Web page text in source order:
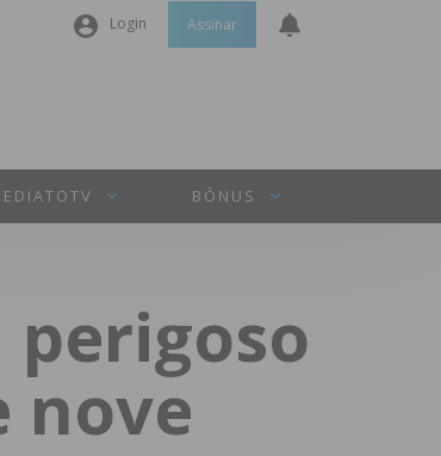
Login
Senha
INICIAR SESSÃO
Perdeu a sua senha?
Assinar
BÓNUS
nove